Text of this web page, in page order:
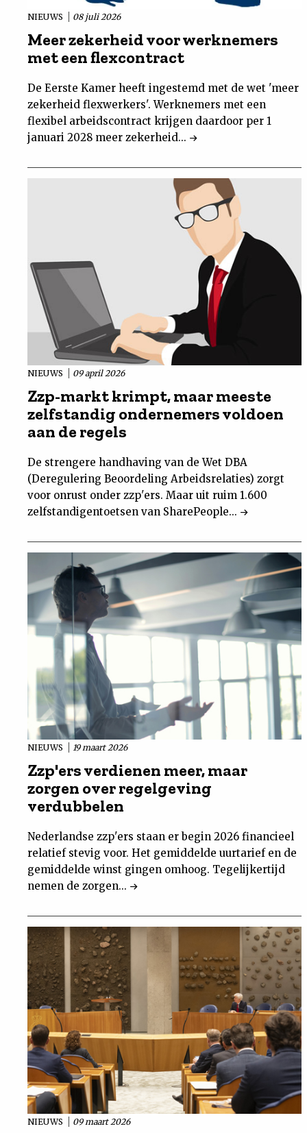
NIEUWS 08 juli 2026
Meer zekerheid voor werknemers
met een flexcontract
De Eerste Kamer heeft ingestemd met de wet 'meer
zekerheid flexwerkers'. Werknemers met een
flexibel arbeidscontract krijgen daardoor per 1
januari 2028 meer zekerheid...
NIEUWS 09 april 2026
Zzp-markt krimpt, maar meeste
zelfstandig ondernemers voldoen
aan de regels
De strengere handhaving van de Wet DBA
(Deregulering Beoordeling Arbeidsrelaties) zorgt
voor onrust onder zzp'ers. Maar uit ruim 1.600
zelfstandigentoetsen van SharePeople...
NIEUWS 19 maart 2026
Zzp'ers verdienen meer, maar
zorgen over regelgeving
verdubbelen
Nederlandse zzp'ers staan er begin 2026 financieel
relatief stevig voor. Het gemiddelde uurtarief en de
gemiddelde winst gingen omhoog. Tegelijkertijd
nemen de zorgen...
NIEUWS 09 maart 2026